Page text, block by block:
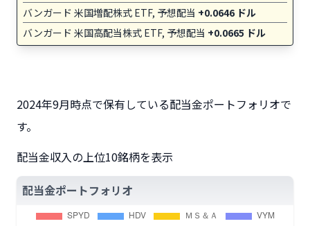
バンガード 米国増配株式 ETF, 予想配当 +0.0646 ドル
バンガード 米国高配当株式 ETF, 予想配当 +0.0665 ドル
2024年9月時点で保有している配当金ポートフォリオで
す。
配当金収入の上位10銘柄を表示
配当金ポートフォリオ